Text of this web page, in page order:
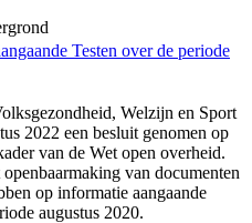
Testen over de periode
Welzijn en Sport
2022 een besluit genomen op
van de Wet open overheid.
van documenten
op informatie aangaande
augustus 2020.